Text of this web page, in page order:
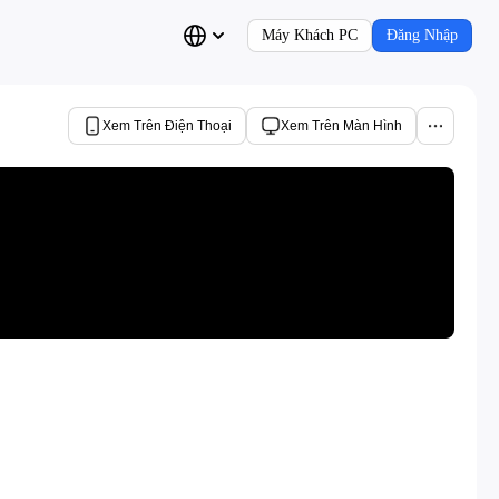
Máy Khách PC Đăng Nhập
Xem Trên Điện Thoại Xem Trên Màn Hình